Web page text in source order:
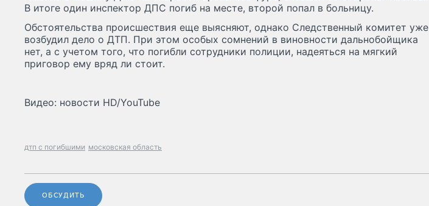
В итоге один инспектор ДПС погиб на месте, второй попал в больницу.
Обстоятельства происшествия еще выясняют, однако Следственный комитет уже
возбудил дело о ДТП. При этом особых сомнений в виновности дальнобойщика
нет, а с учетом того, что погибли сотрудники полиции, надеяться на мягкий
приговор ему вряд ли стоит.
Видео: новости HD/YouTube
дтп с погибшими московская область
ОБСУДИТЬ